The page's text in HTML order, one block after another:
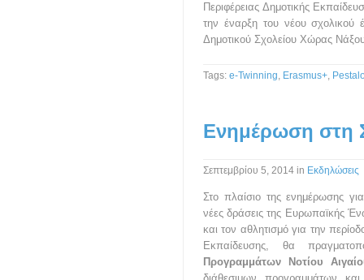
Περιφέρειας Δημοτικής
την έναρξη του νέου
Δημοτικού Σχολείου Χώρας
Tags: e-Twinning, Erasmus+,
Ενημέρωση στη
Σεπτεμβρίου 5, 2014 in Εκδηλώσεις
Στο πλαίσιο της ενημέρωσης
νέες δράσεις της Ευρωπαϊκής
και τον αθλητισμό για την
Εκπαίδευσης, θα
Προγραμμάτων Νοτίου